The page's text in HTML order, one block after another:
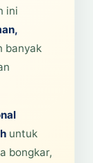
ini
banyak
untuk
bongkar,